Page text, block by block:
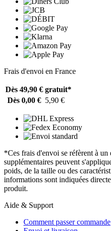
Frais d'envoi en France
Dès 49,90 € gratuit*
Dès 0,00 € 5,90 €
*Ces frais d'envoi se réfèrent à
supplémentaires peuvent
poids, de la taille ou des
informations sont indiquées
produit.
Aide & Support
Comment passer commande